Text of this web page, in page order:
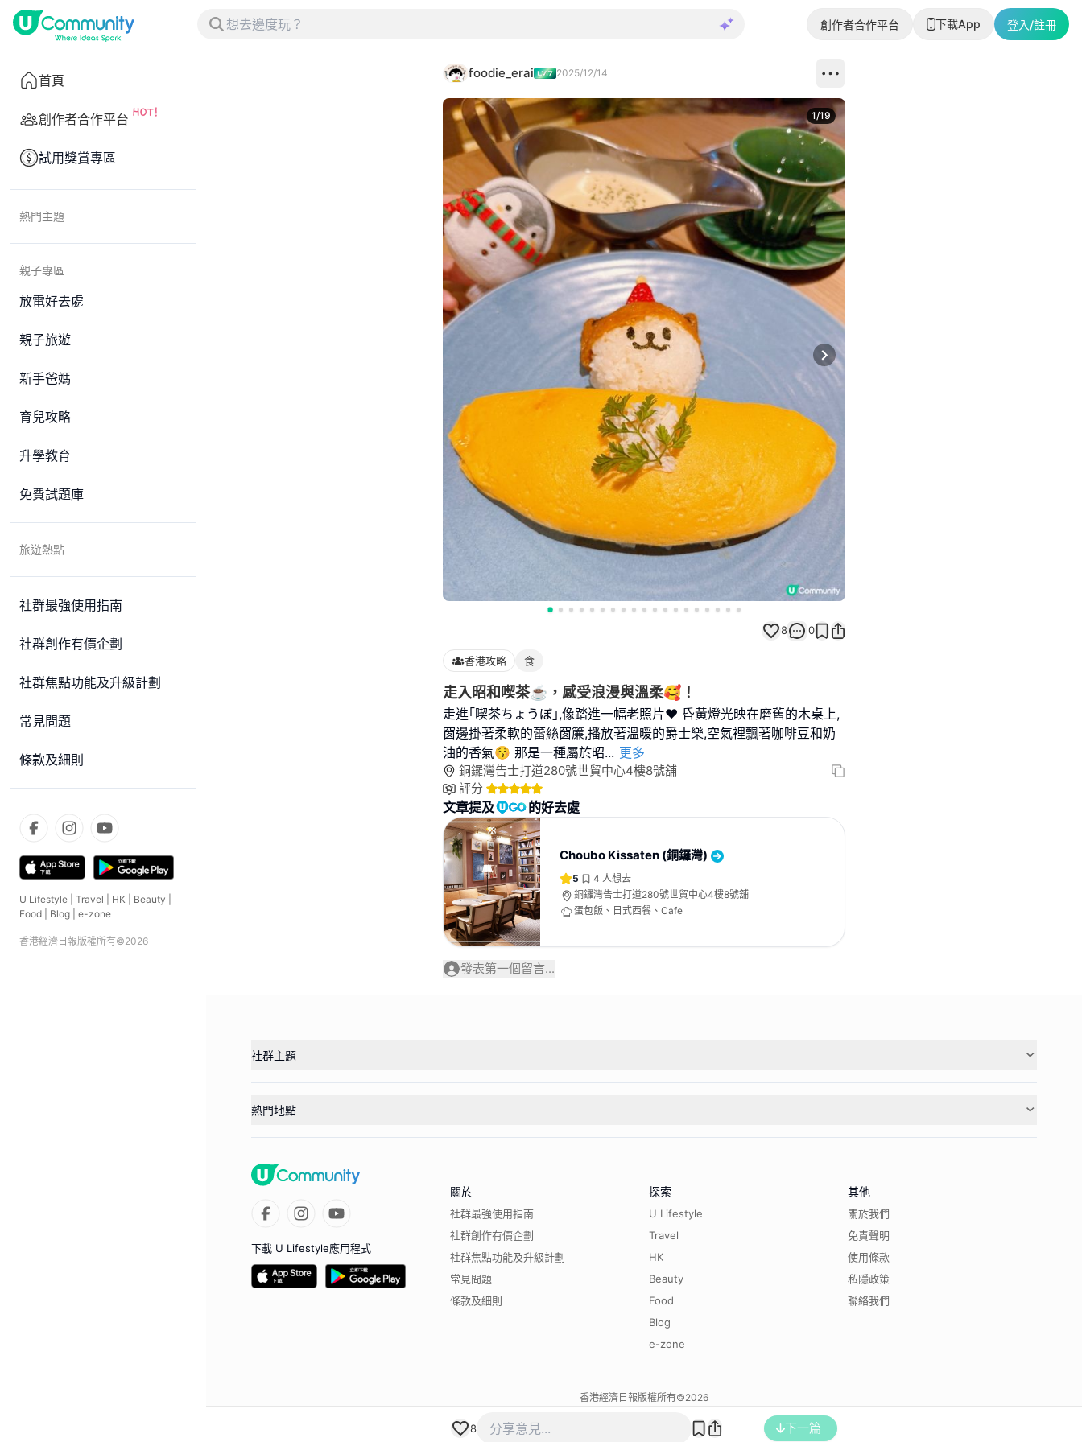
創作者合作平台 下載App 登入/註冊
首頁
創作者合作平台
試用獎賞專區
熱門主題
親子專區
放電好去處
親子旅遊
新手爸媽
育兒攻略
升學教育
免費試題庫
旅遊熱點
社群最強使用指南
社群創作有價企劃
社群焦點功能及升級計劃
常見問題
條款及細則
U Lifestyle Travel HK Beauty
Food
Blog e-zone
香港經濟日報版權所有©2026
foodie_erai 2025/12/14
Next slide
1/19
8 0
香港攻略 食
走入昭和喫茶☕️，感受浪漫與溫柔🥰！
走進｢喫茶ちょうぼ｣,像踏進一幅老照片❤️ 昏黃燈光映在磨舊的木桌上,
窗邊掛著柔軟的蕾絲窗簾,播放著溫暖的爵士樂,空氣裡飄著咖啡豆和奶
油的香氣😚 那是一種屬於昭... 更多
銅鑼灣告士打道280號世貿中心4樓8號舖
評分
文章提及 的好去處
Choubo Kissaten (銅鑼灣)
5 4 人想去
銅鑼灣告士打道280號世貿中心4樓8號舖
蛋包飯、日式西餐、Cafe
發表第一個留言...
8 下一篇
社群主題
熱門地點
下載 U Lifestyle應用程式
關於
社群最強使用指南
社群創作有價企劃
社群焦點功能及升級計劃
常見問題
條款及細則
探索
U Lifestyle
Travel
HK
Beauty
Food
Blog
e-zone
其他
關於我們
免責聲明
使用條款
私隱政策
聯絡我們
香港經濟日報版權所有©2026